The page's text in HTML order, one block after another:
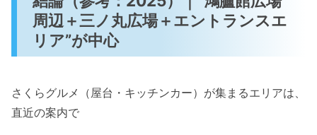
周辺＋三ノ丸広場＋エントランスエ
リア”が中心
さくらグルメ（屋台・キッチンカー）が集まるエリアは、
直近の案内で